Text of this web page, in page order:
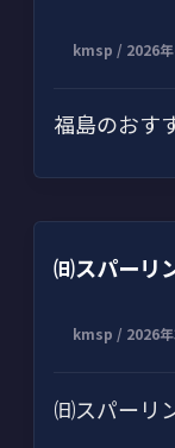
kmsp / 2026
福島のおす
㈰スパーリ
kmsp / 2026
㈰スパーリ